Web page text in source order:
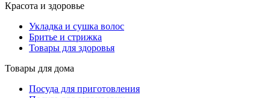
Красота и здоровье
Укладка и сушка волос
Бритье и стрижка
Товары для здоровья
Товары для дома
Посуда для приготовления